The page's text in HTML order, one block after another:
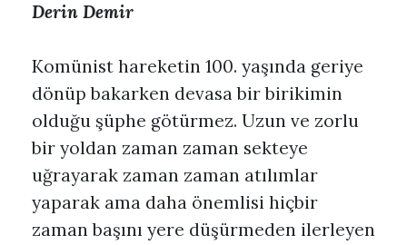
Derin Demir
Komünist hareketin 100. yaşında geriye
dönüp bakarken devasa bir birikimin
olduğu şüphe götürmez. Uzun ve zorlu
bir yoldan zaman zaman sekteye
uğrayarak zaman zaman atılımlar
yaparak ama daha önemlisi hiçbir
zaman başını yere düşürmeden ilerleyen